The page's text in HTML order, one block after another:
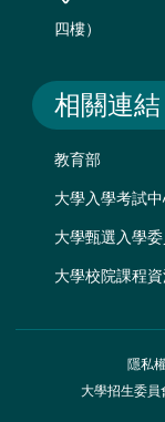
四樓）
相關連結
教育部
大學入學考試
大學甄選入學
大學校院課程
隱私
大學招生委員